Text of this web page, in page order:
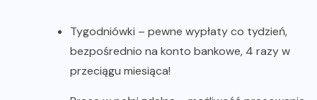
Tygodniówki – pewne wypłaty co tydzień,
bezpośrednio na konto bankowe, 4 razy w
przeciągu miesiąca!